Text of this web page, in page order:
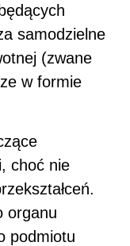
samodzielne
(zwane
w formie
choć nie
organu
podmiotu